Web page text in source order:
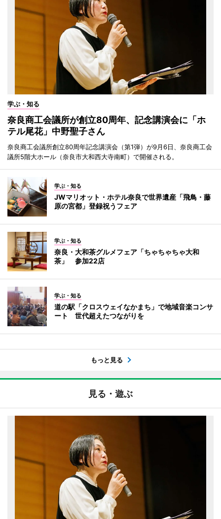
学ぶ・知る
奈良商工会議所が創立80周年、記念講演会に「ホ
テル尾花」中野聖子さん
奈良商工会議所創立80周年記念講演会（第1弾）が9月6日、奈良商工会
議所5階大ホール（奈良市大和西大寺南町）で開催される。
学ぶ・知る
JWマリオット・ホテル奈良で世界遺産「飛鳥・藤
原の宮都」登録祝うフェア
学ぶ・知る
奈良・大和茶グルメフェア「ちゃちゃちゃ大和
茶」 参加22店
学ぶ・知る
道の駅「クロスウェイなかまち」で地域音楽コンサ
ート 世代超えたつながりを
もっと見る
見る・遊ぶ